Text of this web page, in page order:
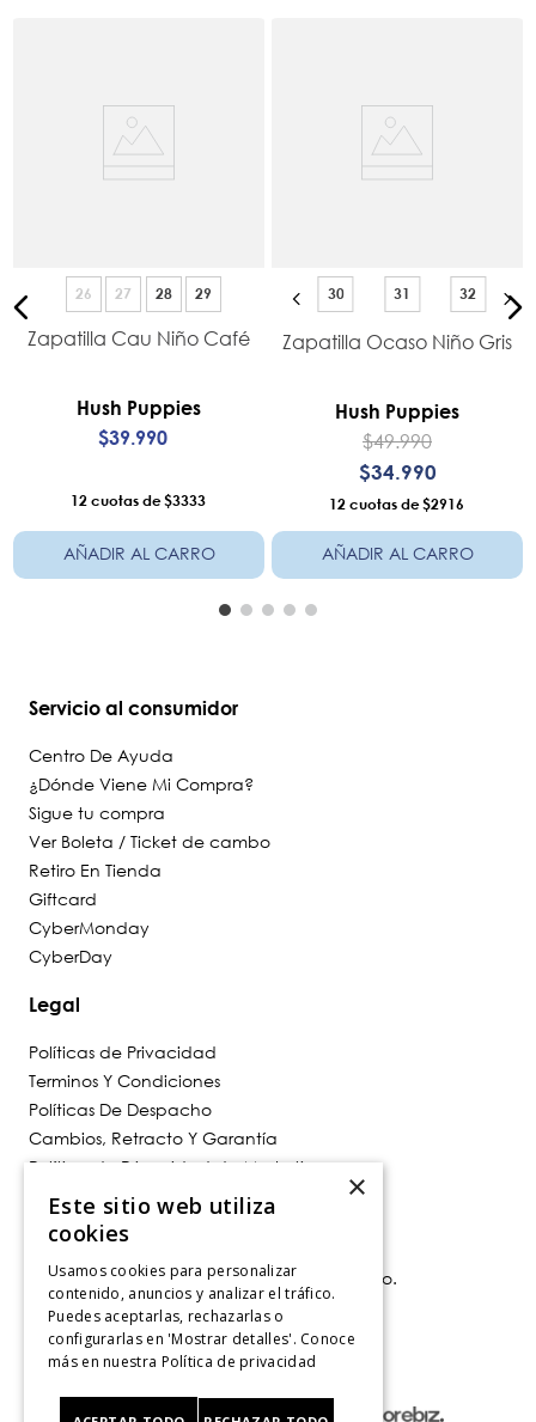
26 27 28 29
Zapatilla Cau Niño Café
Hush Puppies
$39.990
12 $3333
AÑADIR AL CARRO
30 31 32
Zapatilla Ocaso Niño Gris
Hush Puppies
$49.990
$34.990
12 $2916
AÑADIR AL CARRO
Contáctanos
Av. Las Condes 11281, Las Condes, Santiago.
Santiago, Chile
Tiendas.
Servicio al consumidor
Centro De Ayuda
¿Dónde Viene Mi Compra?
Sigue tu compra
Ver Boleta / Ticket de cambo
Retiro En Tienda
Giftcard
CyberMonday
CyberDay
Legal
Políticas de Privacidad
Terminos Y Condiciones
Políticas De Despacho
Cambios, Retracto Y Garantía
Política de Privacidad de Marketing
×
Este sitio web utiliza
cookies
Usamos cookies para personalizar
contenido, anuncios y analizar el tráfico.
Puedes aceptarlas, rechazarlas o
configurarlas en 'Mostrar detalles'. Conoce
más en nuestra Política de privacidad